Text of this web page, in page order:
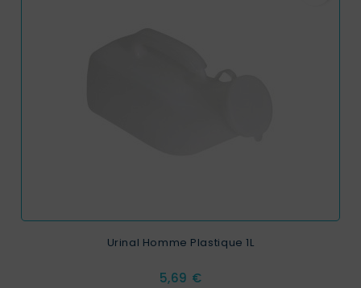
Urinal Homme Plastique 1L
Prix
5,69 €